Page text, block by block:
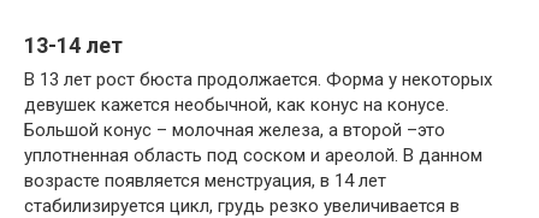
13-14 лет
В 13 лет рост бюста продолжается. Форма у некоторых
девушек кажется необычной, как конус на конусе.
Большой конус – молочная железа, а второй –это
уплотненная область под соском и ареолой. В данном
возрасте появляется менструация, в 14 лет
стабилизируется цикл, грудь резко увеличивается в